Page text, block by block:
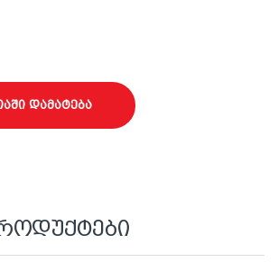
RAL 9006 ვერცხლისფერი
დამატება